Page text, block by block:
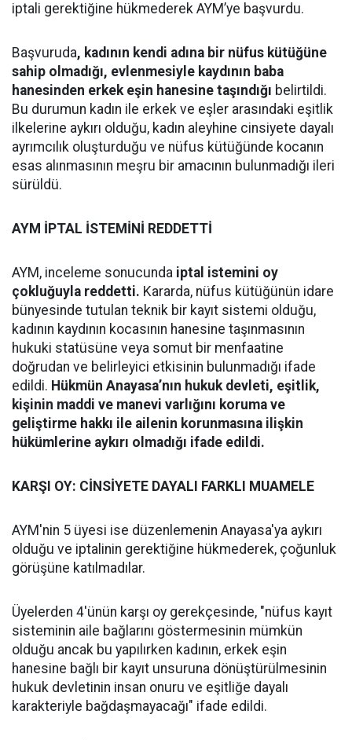
iptali gerektiğine hükmederek AYM’ye başvurdu.
Başvuruda, kadının kendi adına bir nüfus kütüğüne
sahip olmadığı, evlenmesiyle kaydının baba
hanesinden erkek eşin hanesine taşındığı belirtildi.
Bu durumun kadın ile erkek ve eşler arasındaki eşitlik
ilkelerine aykırı olduğu, kadın aleyhine cinsiyete dayalı
ayrımcılık oluşturduğu ve nüfus kütüğünde kocanın
esas alınmasının meşru bir amacının bulunmadığı ileri
sürüldü.
AYM İPTAL İSTEMİNİ REDDETTİ
AYM, inceleme sonucunda iptal istemini oy
çokluğuyla reddetti. Kararda, nüfus kütüğünün idare
bünyesinde tutulan teknik bir kayıt sistemi olduğu,
kadının kaydının kocasının hanesine taşınmasının
hukuki statüsüne veya somut bir menfaatine
doğrudan ve belirleyici etkisinin bulunmadığı ifade
edildi. Hükmün Anayasa’nın hukuk devleti, eşitlik,
kişinin maddi ve manevi varlığını koruma ve
geliştirme hakkı ile ailenin korunmasına ilişkin
hükümlerine aykırı olmadığı ifade edildi.
KARŞI OY: CİNSİYETE DAYALI FARKLI MUAMELE
AYM'nin 5 üyesi ise düzenlemenin Anayasa'ya aykırı
olduğu ve iptalinin gerektiğine hükmederek, çoğunluk
görüşüne katılmadılar.
Üyelerden 4'ünün karşı oy gerekçesinde, "nüfus kayıt
sisteminin aile bağlarını göstermesinin mümkün
olduğu ancak bu yapılırken kadının, erkek eşin
hanesine bağlı bir kayıt unsuruna dönüştürülmesinin
hukuk devletinin insan onuru ve eşitliğe dayalı
karakteriyle bağdaşmayacağı" ifade edildi.